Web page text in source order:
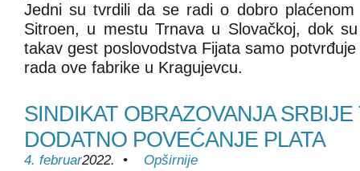
Jedni su tvrdili da se radi o dobro
Sitroen, u mestu Trnava u Slovačkoj, dok
takav gest poslovodstva Fijata samo
rada ove fabrike u Kragujevcu.
SINDIKAT OBRAZOVANJA SRBIJE
DODATNO POVEĆANJE PLATA
4. februar2022. • Opširnije